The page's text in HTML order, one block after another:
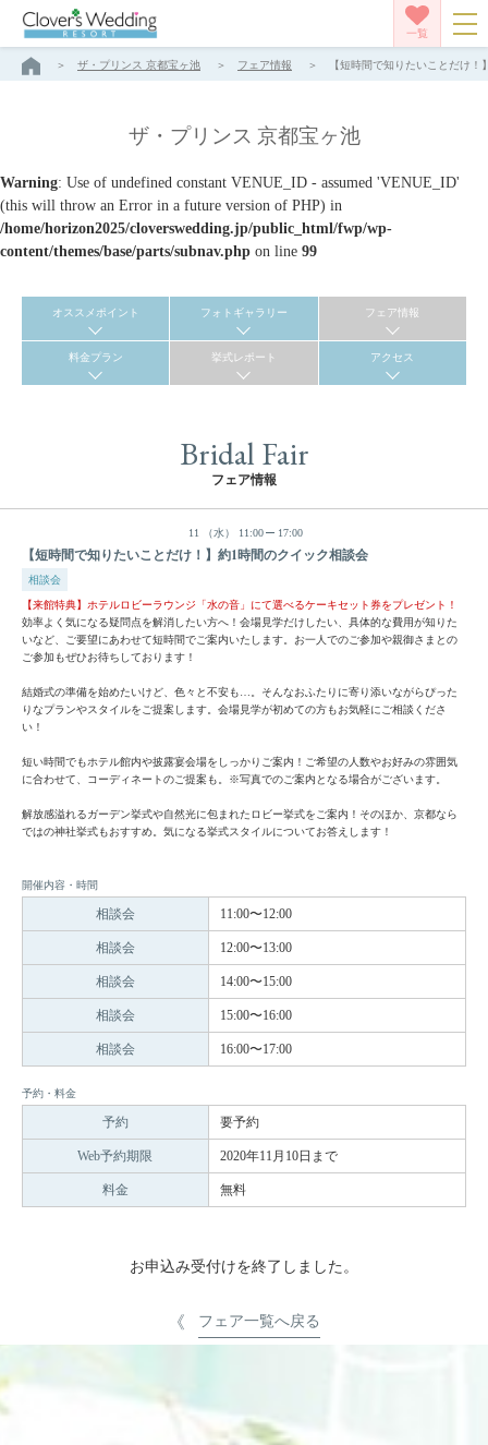
一覧
ザ・プリンス 京都宝ヶ池 フェア情報 【短時間で知りたいことだけ
ザ・プリンス 京都宝ヶ池
Warning: Use of undefined constant VENUE_ID - assumed 'VENUE_ID'
(this will throw an Error in a future version of PHP) in
/home/horizon2025/cloverswedding.jp/public_html/fwp/wp-
content/themes/base/parts/subnav.php on line 99
オススメポイント フォトギャラリー フェア情報
料金プラン 挙式レポート アクセス
Bridal Fair
フェア情報
11 （水） 11:00 17:00
【短時間で知りたいことだけ！】約1時間のクイック相談会
相談会
【来館特典】ホテルロビーラウンジ「水の音」にて選べるケーキセット券をプレゼント！
効率よく気になる疑問点を解消したい方へ！会場見学だけしたい、具体的な費用が知りた
いなど、ご要望にあわせて短時間でご案内いたします。お一人でのご参加や親御さまとの
ご参加もぜひお待ちしております！
結婚式の準備を始めたいけど、色々と不安も…。そんなおふたりに寄り添いながらぴった
りなプランやスタイルをご提案します。会場見学が初めての方もお気軽にご相談くださ
い！
短い時間でもホテル館内や披露宴会場をしっかりご案内！ご希望の人数やお好みの雰囲気
に合わせて、コーディネートのご提案も。※写真でのご案内となる場合がございます。
解放感溢れるガーデン挙式や自然光に包まれたロビー挙式をご案内！そのほか、京都なら
ではの神社挙式もおすすめ。気になる挙式スタイルについてお答えします！
開催内容・時間
相談会 11:00〜12:00
相談会 12:00〜13:00
相談会 14:00〜15:00
相談会 15:00〜16:00
相談会 16:00〜17:00
予約・料金
予約 要予約
Web予約期限 2020年11月10日まで
料金 無料
お申込み受付けを終了しました。
フェア一覧へ戻る